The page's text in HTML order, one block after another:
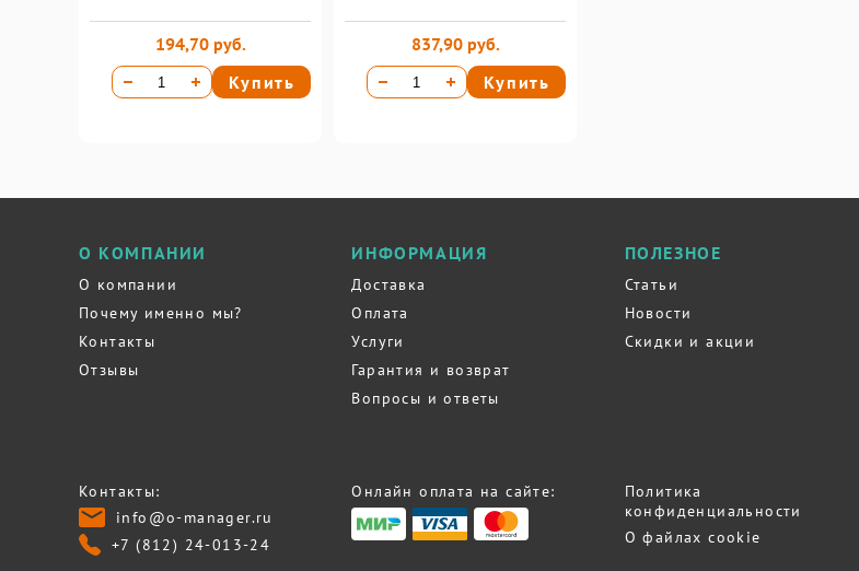
194,70 руб.
Купить
837,90 руб.
Купить
О КОМПАНИИ
О компании
Почему именно мы?
Контакты
Отзывы
ИНФОРМАЦИЯ
Доставка
Оплата
Услуги
Гарантия и возврат
Вопросы и ответы
ПОЛЕЗНОЕ
Статьи
Новости
Скидки и акции
Контакты:
info@o-manager.ru
+7 (812) 24-013-24
Онлайн оплата на сайте:
Политика
конфиденциальности
О файлах cookie